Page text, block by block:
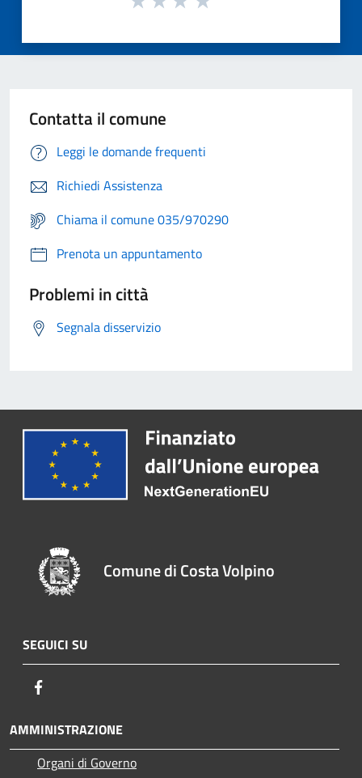
Contatta il comune
Leggi le domande frequenti
Richiedi Assistenza
Chiama il comune 035/970290
Prenota un appuntamento
Problemi in città
Segnala disservizio
Comune di Costa Volpino
SEGUICI SU
AMMINISTRAZIONE
Organi di Governo